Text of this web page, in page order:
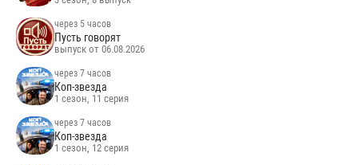
через 5 часов
Пусть говорят
выпуск от 06.08.2026
через 7 часов
Коп-звезда
1 сезон, 11 серия
через 7 часов
Коп-звезда
1 сезон, 12 серия